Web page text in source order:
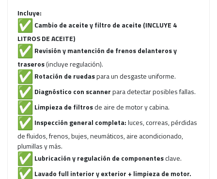
Incluye:
Cambio de aceite y filtro de aceite (INCLUYE 4
LITROS DE ACEITE)
Revisión y mantención de frenos delanteros y
traseros(incluye regulación).
Rotación de ruedaspara un desgaste uniforme.
Diagnóstico con scannerpara detectar posibles fallas.
Limpieza de filtrosde aire de motor y cabina.
Inspección general completa:luces, correas, pérdidas
de fluidos, frenos, bujes, neumáticos, aire acondicionado,
plumillas y más.
Lubricación y regulación de componentesclave.
Lavado full interior y exterior + limpieza de motor.